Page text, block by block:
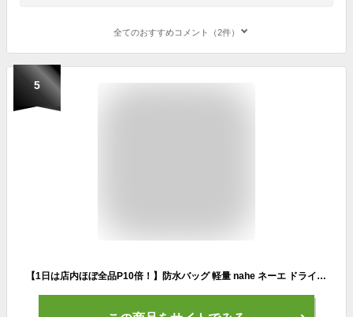
全てのおすすめコメント（2件）
5
【1日は店内ほぼ全品P10倍！】防水バッグ 軽量 nahe ネーエ ドライバッグ L 2WAY 衣類 収納 収納袋 アウトドア 外ポケット 旅行 キャンプ 釣り はっ水加工 D環 中国 おしゃれ プール 海水浴 ナイロン 耐久性 薄い ジム サウナ 10L スタッフバッグ 普段使い 財布 鍵